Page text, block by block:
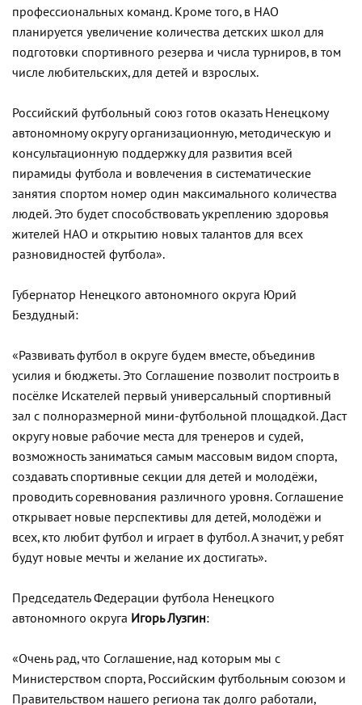
профессиональных команд. Кроме того, в НАО
планируется увеличение количества детских школ для
подготовки спортивного резерва и числа турниров, в том
числе любительских, для детей и взрослых.
Российский футбольный союз готов оказать Ненецкому
автономному округу организационную, методическую и
консультационную поддержку для развития всей
пирамиды футбола и вовлечения в систематические
занятия спортом номер один максимального количества
людей. Это будет способствовать укреплению здоровья
жителей НАО и открытию новых талантов для всех
разновидностей футбола».
Губернатор Ненецкого автономного округа Юрий
Бездудный:
«Развивать футбол в округе будем вместе, объединив
усилия и бюджеты. Это Соглашение позволит построить в
посёлке Искателей первый универсальный спортивный
зал с полноразмерной мини-футбольной площадкой. Даст
округу новые рабочие места для тренеров и судей,
возможность заниматься самым массовым видом спорта,
создавать спортивные секции для детей и молодёжи,
проводить соревнования различного уровня. Соглашение
открывает новые перспективы для детей, молодёжи и
всех, кто любит футбол и играет в футбол. А значит, у ребят
будут новые мечты и желание их достигать».
Председатель Федерации футбола Ненецкого
автономного округа Игорь Лузгин:
«Очень рад, что Соглашение, над которым мы с
Министерством спорта, Российским футбольным союзом и
Правительством нашего региона так долго работали,